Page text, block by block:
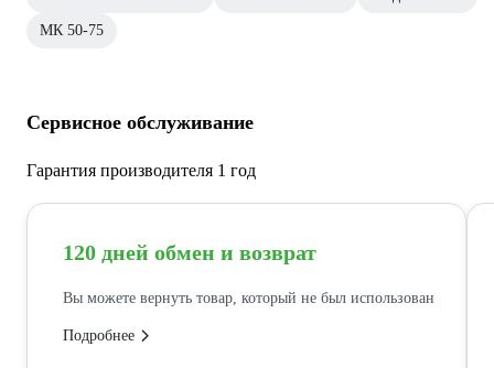
МК 50-75
Сервисное обслуживание
Гарантия производителя 1 год
120 дней обмен и возврат
Вы можете вернуть товар, который не был использован
Подробнее